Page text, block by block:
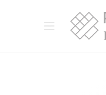
Ouvrir le